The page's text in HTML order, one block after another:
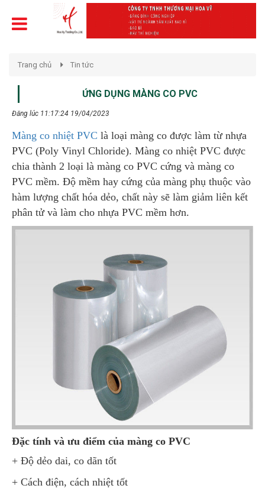
Trang chủ Tin tức
ỨNG DỤNG MÀNG CO PVC
Đăng lúc 11:17:24 19/04/2023
Màng co nhiệt PVC là loại màng co được làm từ nhựa
PVC (Poly Vinyl Chloride). Màng co nhiệt PVC được
chia thành 2 loại là màng co PVC cứng và màng co
PVC mềm. Độ mềm hay cứng của màng phụ thuộc vào
hàm lượng chất hóa dẻo, chất này sẽ làm giảm liên kết
phân tử và làm cho nhựa PVC mềm hơn.
Đặc tính và ưu điểm của màng co PVC
+ Độ dẻo dai, co dãn tốt
+ Cách điện, cách nhiệt tốt